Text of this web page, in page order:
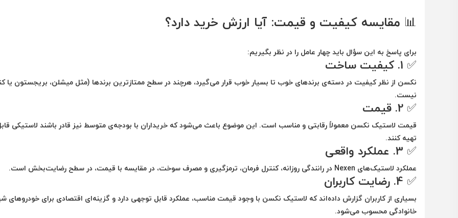
📊 مقایسه کیفیت و قیمت: آیا ارزش خرید دارد؟
برای پاسخ به این سؤال باید چهار عامل را در نظر بگیریم:
✅ 1. کیفیت ساخت
نکسن از نظر کیفیت در دسته‌ی برندهای خوب تا بسیار خوب قرار می‌گیرد، هرچند در سطح ممتازترین برندها (مثل میشلن، بریجستون یا
نیست.
✅ 2. قیمت
قیمت لاستیک نکسن معمولاًرقابتی و مناسب است. این موضوع باعث می‌شود که خریداران با بودجه‌ی متوسط نیز قادر باشند لاستیکی
تهیه کنند.
✅ 3. عملکرد واقعی
عملکرد لاستیک‌های Nexen در رانندگی روزانه، کنترل فرمان، ترمزگیری و مصرف سوخت، در مقایسه با قیمت، در سطح رضایت‌بخش است.
✅ 4. رضایت کاربران
بسیاری از کاربران گزارش داده‌اند که لاستیک نکسن با وجود قیمت مناسب، عملکرد قابل توجهیدارد و گزینه‌ای اقتصادی برای خودروهای
خانوادگی محسوب می‌شود.